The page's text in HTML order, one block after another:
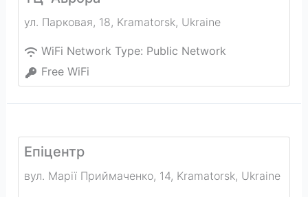
ул. Парковая, 18, Kramatorsk, Ukraine
WiFi Network Type: Public Network
Free WiFi
Епіцентр
вул. Марії Приймаченко, 14, Kramatorsk, Ukraine